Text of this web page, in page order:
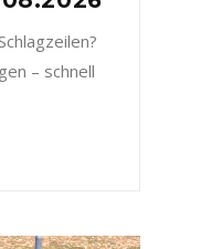
– schnell